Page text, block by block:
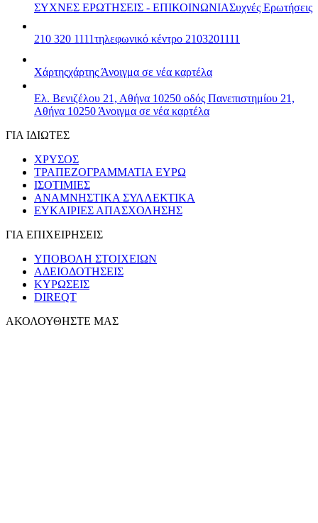
ΣΥΧΝΕΣ ΕΡΩΤΗΣΕΙΣ - ΕΠΙΚΟΙΝΩΝΙΑΣυχνές Ερωτήσεις
210 320 1111τηλεφωνικό κέντρο 2103201111
Χάρτηςχάρτης Άνοιγμα σε νέα καρτέλα
Ελ. Βενιζέλου 21, Αθήνα 10250 οδός Πανεπιστημίου 21,
Αθήνα 10250 Άνοιγμα σε νέα καρτέλα
ΓΙΑ ΙΔΙΩΤΕΣ
ΧΡΥΣΟΣ
ΤΡΑΠΕΖΟΓΡΑΜΜΑΤΙΑ ΕΥΡΩ
ΙΣΟΤΙΜΙΕΣ
ΑΝΑΜΝΗΣΤΙΚΑ ΣΥΛΛΕΚΤΙΚΑ
ΕΥΚΑΙΡΙΕΣ ΑΠΑΣΧΟΛΗΣΗΣ
ΓΙΑ ΕΠΙΧΕΙΡΗΣΕΙΣ
ΥΠΟΒΟΛΗ ΣΤΟΙΧΕΙΩΝ
ΑΔΕΙΟΔΟΤΗΣΕΙΣ
ΚΥΡΩΣΕΙΣ
DIREQT
ΑΚΟΛΟΥΘΗΣΤΕ ΜΑΣ